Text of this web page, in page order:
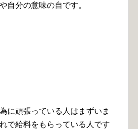
分の意味の自です。
に頑張っている人はまずいま
で給料をもらっている人です